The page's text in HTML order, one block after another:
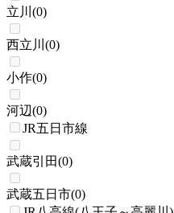
立川 (0)
西立川 (0)
小作(0)
河辺(0)
JR五日市線
武蔵引田(0)
武蔵五日市(0)